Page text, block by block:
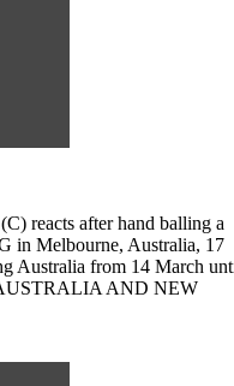
reacts after hand balling a
in Melbourne, Australia, 17
Australia from 14 March
AND NEW